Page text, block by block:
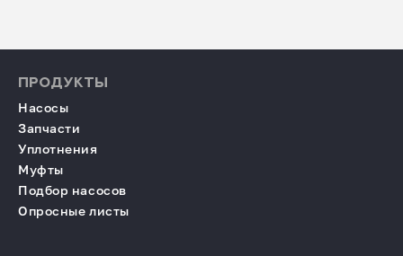
ПРОДУКТЫ
Насосы
Запчасти
Уплотнения
Муфты
Подбор насосов
Опросные листы